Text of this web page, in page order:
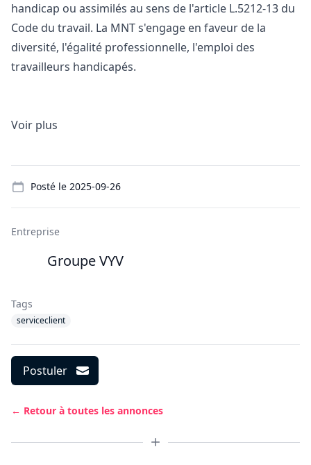
handicap ou assimilés au sens de l'article L.5212-13 du
Code du travail. La MNT s'engage en faveur de la
diversité, l'égalité professionnelle, l'emploi des
travailleurs handicapés.
Voir plus
Posté le 2025-09-26
Entreprise
Groupe VYV
Tags
serviceclient
Postuler
← Retour à toutes les annonces